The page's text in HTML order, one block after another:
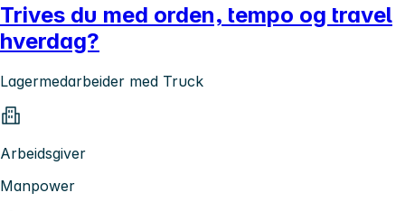
Trives du med orden, tempo og travel
hverdag?
Lagermedarbeider med Truck
Arbeidsgiver
Manpower